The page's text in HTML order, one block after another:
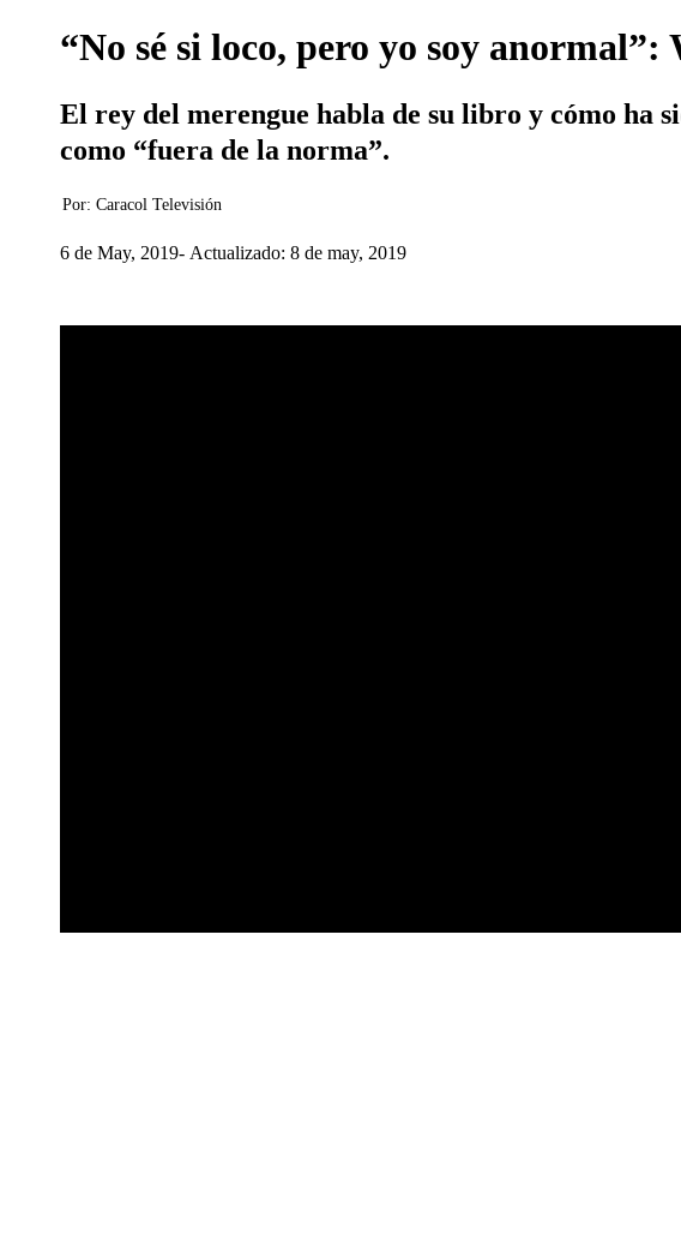
“No sé si loco, pero yo soy
El rey del merengue habla de su libro y cómo ha
como “fuera de la norma”.
Por: Caracol Televisión
6 de May, 2019 Actualizado: 8 de may, 2019